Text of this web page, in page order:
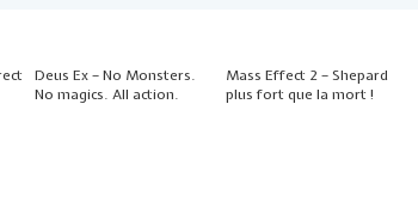
Deus Ex – No Monsters.
No magics. All action.
Mass Effect 2 – Shepard
plus fort que la mort !